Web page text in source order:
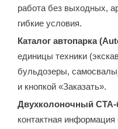
работа без выходных,
гибкие условия.
Каталог автопарка
единицы техники
бульдозеры,
и кнопкой «Заказать».
Двухколоночный
контактная